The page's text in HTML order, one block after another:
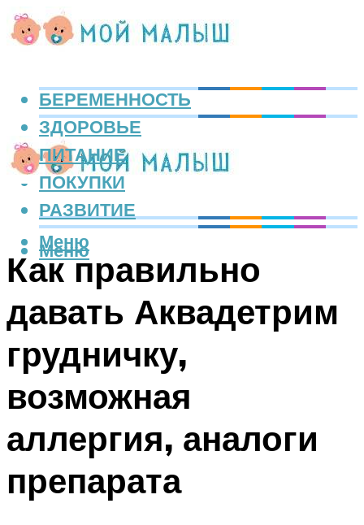
БЕРЕМЕННОСТЬ
ЗДОРОВЬЕ
ПИТАНИЕ
ПОКУПКИ
РАЗВИТИЕ
Меню
Меню
Как правильно
давать Аквадетрим
грудничку,
возможная
аллергия, аналоги
препарата